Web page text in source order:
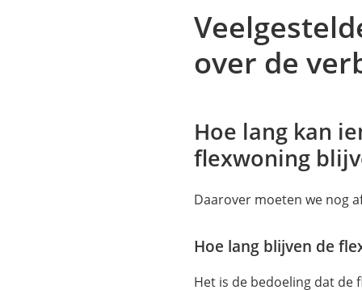
over de
Hoe lang kan
flexwoning
Daarover moeten we nog
Hoe lang blijven de
Het is de bedoeling dat de